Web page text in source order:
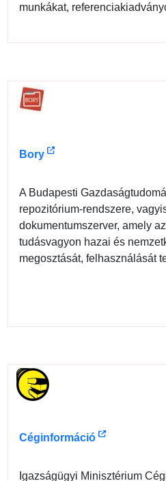
munkákat,
Bory
A Budapesti
repozitórium-rendszere,
dokumentumszerver, amely
tudásvagyon hazai és
megosztását, felhasználását
Céginformáció
Igazságügyi Minisztérium